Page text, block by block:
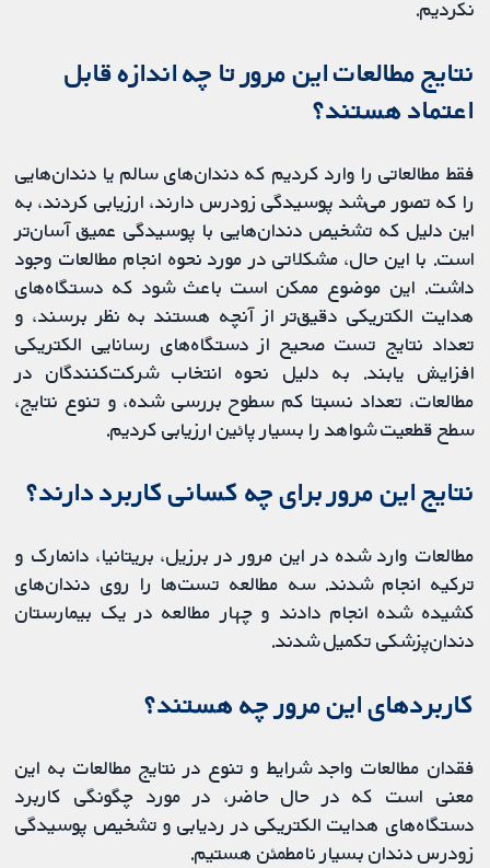
نکردیم.
نتایج مطالعات این مرور تا چه اندازه قابل
اعتماد هستند؟
فقط مطالعاتی را وارد کردیم که دندان‌های سالم یا دندان‌هایی
را که تصور می‌شد پوسیدگی زودرس دارند، ارزیابی کردند، به
این دلیل که تشخیص دندان‌هایی با پوسیدگی عمیق آسان‌تر
است. با این حال، مشکلاتی در مورد نحوه انجام مطالعات وجود
داشت. این موضوع ممکن است باعث شود که دستگاه‌های
هدایت الکتریکی دقیق‌تر از آنچه هستند به نظر برسند، و
تعداد نتایج تست صحیح از دستگاه‌های رسانایی الکتریکی
افزایش یابند. به دلیل نحوه انتخاب شرکت‌کنندگان در
مطالعات، تعداد نسبتا کم سطوح بررسی شده، و تنوع نتایج،
سطح قطعیت شواهد را بسیار پائین ارزیابی کردیم.
نتایج این مرور برای چه کسانی کاربرد دارند؟
مطالعات وارد شده در این مرور در برزیل، بریتانیا، دانمارک و
ترکیه انجام شدند. سه مطالعه تست‌ها را روی دندان‌های
کشیده شده انجام دادند و چهار مطالعه در یک بیمارستان
دندان‌پزشکی تکمیل شدند.
کاربردهای این مرور چه هستند؟
فقدان مطالعات واجد شرایط و تنوع در نتایج مطالعات به این
معنی است که در حال حاضر، در مورد چگونگی کاربرد
دستگاه‌های هدایت الکتریکی در ردیابی و تشخیص پوسیدگی
زودرس دندان بسیار نامطمئن هستیم.